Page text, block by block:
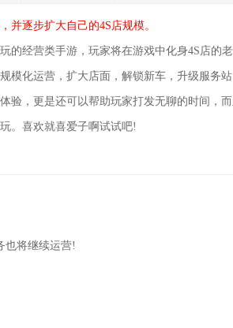
并逐步扩大自己的4S店规模。
的经营类手游，玩家将在游戏中化身4S店的
模化运营，扩大店面，解锁新车，升级服务
验，更是还可以帮助玩家打发无聊的时间，
。喜欢就喜爱子啊试试吧!
也将继续运营!